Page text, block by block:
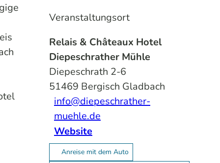
Veranstaltungsort
Relais & Châteaux Hotel
Diepeschrather Mühle
Diepeschrath 2-6
51469 Bergisch Gladbach
info@diepeschrather-
muehle.de
Website
Anreise mit dem Auto